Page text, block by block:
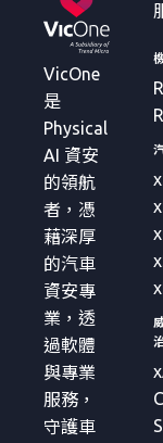
VicOne
是
Physical
AI 資安
的領航
者，憑
藉深厚
的汽車
資安專
業，透
過軟體
與專業
服務，
守護車